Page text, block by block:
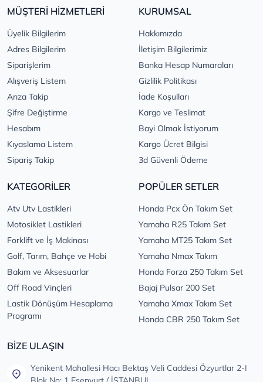
MÜŞTERİ HİZMETLERİ
Üyelik Bilgilerim
Adres Bilgilerim
Siparişlerim
Alışveriş Listem
Arıza Takip
Şifre Değiştirme
Hesabım
Kıyaslama Listem
Sipariş Takip
KURUMSAL
Hakkımızda
İletişim Bilgilerimiz
Banka Hesap Numaraları
Gizlilik Politikası
İade Koşulları
Kargo ve Teslimat
Bayi Olmak İstiyorum
Kargo Ücret Bilgisi
3d Güvenli Ödeme
KATEGORİLER
Atv Utv Lastikleri
Motosiklet Lastikleri
Forklift ve İş Makinası
Golf, Tarım, Bahçe ve Hobi
Bakım ve Aksesuarlar
Off Road Vinçleri
Lastik Dönüşüm Hesaplama
Programı
POPÜLER SETLER
Honda Pcx Ön Takım Set
Yamaha R25 Takım Set
Yamaha MT25 Takım Set
Yamaha Nmax Takım
Honda Forza 250 Takım Set
Bajaj Pulsar 200 Set
Yamaha Xmax Takım Set
Honda CBR 250 Takım Set
BİZE ULAŞIN
Yenikent Mahallesi Hacı Bektaş Veli Caddesi Özyurtlar 2-I